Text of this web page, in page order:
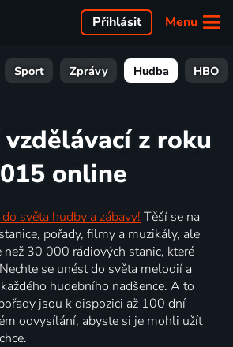
Menu
Přihlásit
Sport Zprávy Hudba HBO
z roku
online
světa hudby a zábavy! Těší se na
pořady, filmy a muzikály, ale
než 30 000 rádiových stanic, které
se unést do světa melodií a
hudebního nadšence. A to
jsou k dispozici až 100 dní
odvysílání, abyste si je mohli užít